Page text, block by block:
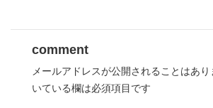
comment
メールアドレスが公開されることはあり
いている欄は必須項目です